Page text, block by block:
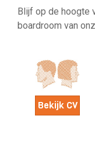
Blijf op de hoogte
boardroom van
Bekijk CV